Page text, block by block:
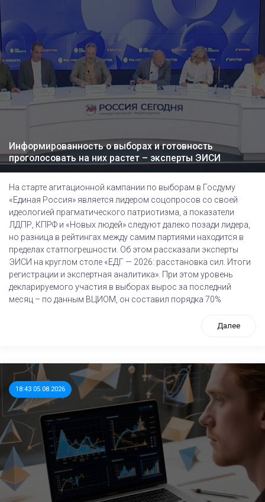
Информированность о выборах и готовность
проголосовать на них растет – эксперты ЭИСИ
На старте агитационной кампании по выборам в Госдуму
«Единая Россия» является лидером соцопросов со своей
идеологией прагматического патриотизма, а показатели
ЛДПР, КПРФ и «Новых людей» следуют далеко позади лидера,
но разница в рейтингах между самим партиями находится в
пределах статпогрешности. Об этом рассказали эксперты
ЭИСИ на круглом столе «ЕДГ — 2026: расстановка сил. Итоги
регистрации и экспертная аналитика». При этом уровень
декларируемого участия в выборах вырос за последний
месяц – по данным ВЦИОМ, он составил порядка 70%
Далее
18:43 05.08.2026